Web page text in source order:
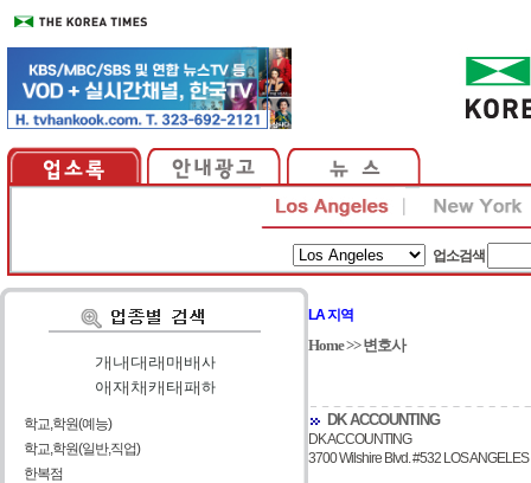
업소검색
가| 나| 다| 라| 마| 바| 사
아| 자| 차| 카| 타| 파| 하
학교,학원(예능)
학교,학원(일반,직업)
한복점
LA 지역
Home>>변호사
DK ACCOUNTING
DK ACCOUNTING
3700 Wilshire Blvd. #532 LOS